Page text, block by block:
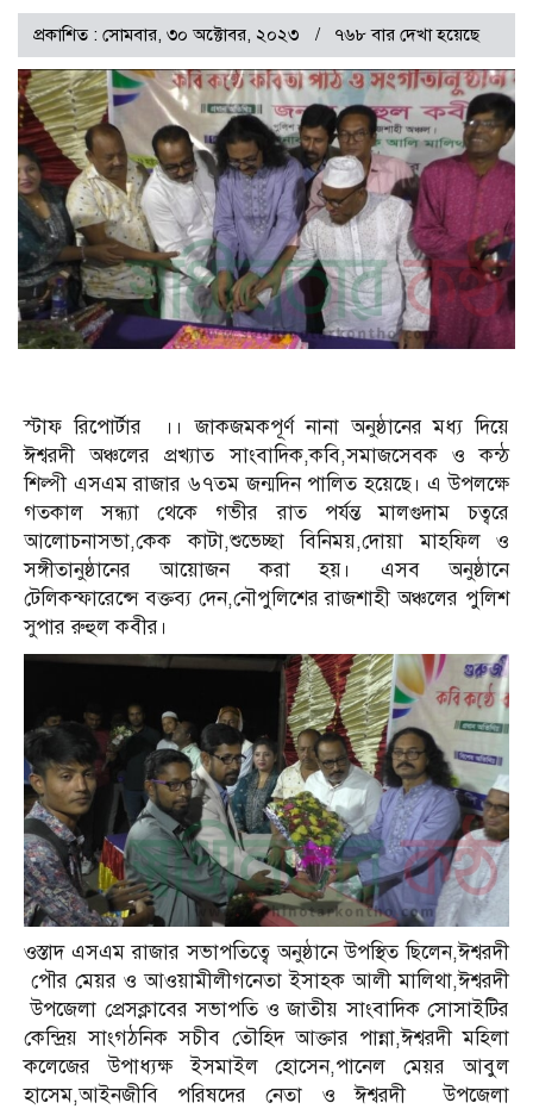
প্রকাশিত : সোমবার, ৩০ অক্টোবর, ২০২৩ ৭৬৮ বার দেখা হয়েছে
স্টাফ রিপোর্টার ।। জাকজমকপূর্ণ নানা অনুষ্ঠানের মধ্য দিয়ে
ঈশ্বরদী অঞ্চলের প্রখ্যাত সাংবাদিক,কবি,সমাজসেবক ও কন্ঠ
শিল্পী এসএম রাজার ৬৭তম জন্মদিন পালিত হয়েছে। এ উপলক্ষে
গতকাল সন্ধ্যা থেকে গভীর রাত পর্যন্ত মালগুদাম চত্বরে
আলোচনাসভা,কেক কাটা,শুভেচ্ছা বিনিময়,দোয়া মাহফিল ও
সঙ্গীতানুষ্ঠানের আয়োজন করা হয়। এসব অনুষ্ঠানে
টেলিকন্ফারেন্সে বক্তব্য দেন,নৌপুলিশের রাজশাহী অঞ্চলের পুলিশ
সুপার রুহুল কবীর।
ওস্তাদ এসএম রাজার সভাপতিত্বে অনুষ্ঠানে উপস্থিত ছিলেন,ঈশ্বরদী
পৌর মেয়র ও আওয়ামীলীগনেতা ইসাহক আলী মালিথা,ঈশ্বরদী
উপজেলা প্রেসক্লাবের সভাপতি ও জাতীয় সাংবাদিক সোসাইটির
কেন্দ্রিয় সাংগঠনিক সচীব তৌহিদ আক্তার পান্না,ঈশ্বরদী মহিলা
কলেজের উপাধ্যক্ষ ইসমাইল হোসেন,পানেল মেয়র আবুল
হাসেম,আইনজীবি পরিষদের নেতা ও ঈশ্বরদী উপজেলা